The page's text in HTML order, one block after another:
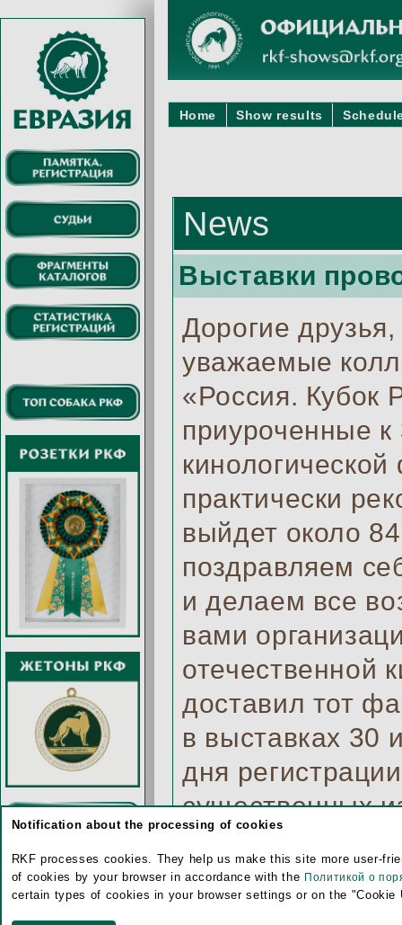
Home Show results
News
Выставки
Дорогие
уважаемые
«Россия. Кубок
приуроченные
практически
выйдет около
поздравляем
и делаем все
вами
отечественной
доставил тот
в выставках 30
дня
существенных
пород по
искать замену
которые не
Notification about the processing of cookies
RKF processes cookies. They help us make this site more user-
of cookies by your browser in accordance with the Политикой о
certain types of cookies in your browser settings or on the "Cookie